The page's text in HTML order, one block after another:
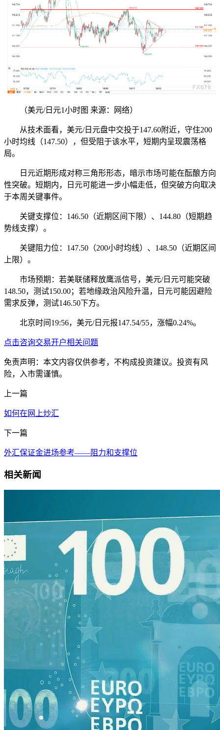
（美元/日元1小时图 来源：网络）
从技术面看，美元/日元盘中交投于147.60附近，守住200
小时均线（147.50），但受阻于该水平，短期内呈现震荡格
局。
日元近期形成对称三角形形态，暗示市场可能在酝酿方向
性突破。短期内，日元可能进一步小幅走低，但突破方向取决
于本周关键事件。
关键支撑位：146.50（近期区间下限）、144.80（短期趋
势线支撑）。
关键阻力位：147.50（200小时均线）、148.50（近期区间
上限）。
市场预期：若美联储释放鹰派信号，美元/日元可能突破
148.50，测试150.00；若地缘政治风险升温，日元可能因避险
需求反弹，测试146.50下方。
北京时间19:56，美元/日元报147.54/55，涨幅0.24%。
点击咨询交易开户相关问题
免责声明：本文内容仅供参考，不构成投资建议。投资有风
险，入市需谨慎。
上一篇
如何在网上炒汇
下一篇
外汇保证金进场参考——阻力和支撑位
相关新闻